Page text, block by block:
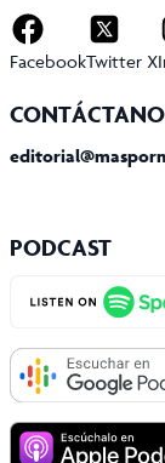
FacebookTwitter X
PODCAST